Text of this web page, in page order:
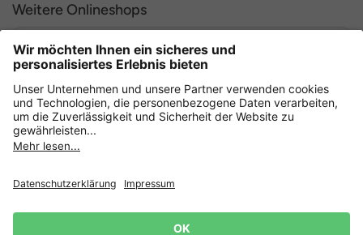
Weitere Onlineshops
Deutschland
Sicher einkaufen mit
AGB